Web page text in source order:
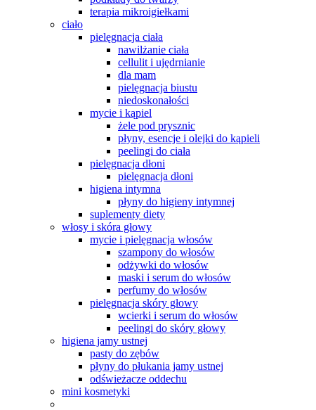
terapia mikroigiełkami
ciało
pielęgnacja ciała
nawilżanie ciała
cellulit i ujędrnianie
dla mam
pielęgnacja biustu
niedoskonałości
mycie i kąpiel
żele pod prysznic
płyny, esencje i olejki do kąpieli
peelingi do ciała
pielęgnacja dłoni
pielęgnacja dłoni
higiena intymna
płyny do higieny intymnej
suplementy diety
włosy i skóra głowy
mycie i pielęgnacja włosów
szampony do włosów
odżywki do włosów
maski i serum do włosów
perfumy do włosów
pielęgnacja skóry głowy
wcierki i serum do włosów
peelingi do skóry głowy
higiena jamy ustnej
pasty do zębów
płyny do płukania jamy ustnej
odświeżacze oddechu
mini kosmetyki